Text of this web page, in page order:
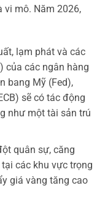
vi mô. Năm 2026,
lạm phát và các
của các ngân hàng
bang Mỹ (Fed),
sẽ có tác động
như một tài sản trú
quân sự, căng
các khu vực trọng
giá vàng tăng cao